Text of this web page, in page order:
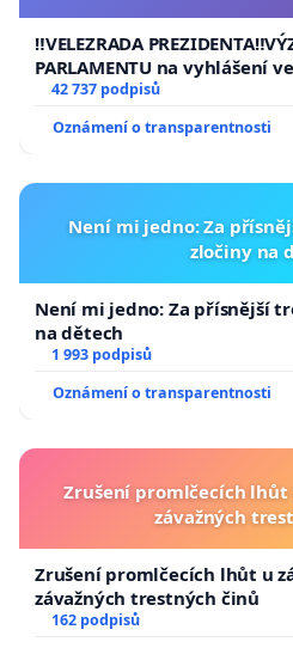
‼️VELEZRADA
PARLAMENTU na vyhlášení
144 jednacího řádu Senátu
usnesení k podání ústavní
republiky
42 737 podpisů
Oznámení o transparentnosti
Není mi jedno: Za
zločiny na
Není mi jedno: Za přísnější
na dětech
1 993 podpisů
Oznámení o transparentnosti
Zrušení promlčecích lhůt
závažných
Zrušení promlčecích lhůt u
závažných trestných činů
162 podpisů